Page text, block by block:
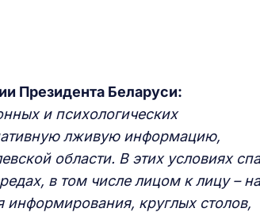
Президента Беларуси:
и психологических
лживую информацию,
области. В этих условиях
в том числе лицом к лицу – на
круглых столов,